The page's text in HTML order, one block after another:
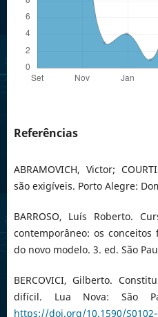
Referências
ABRAMOVICH, Victor;
são exigíveis. Porto Alegre:
BARROSO, Luís Roberto.
contemporâneo: os
do novo modelo. 3. ed. São
BERCOVICI, Gilberto.
difícil. Lua Nova: São
https://doi.org/10.1590/S0102-